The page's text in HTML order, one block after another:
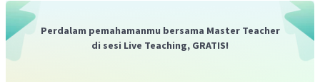
Perdalam pemahamanmu bersama Master Teacher
di sesi Live Teaching, GRATIS!